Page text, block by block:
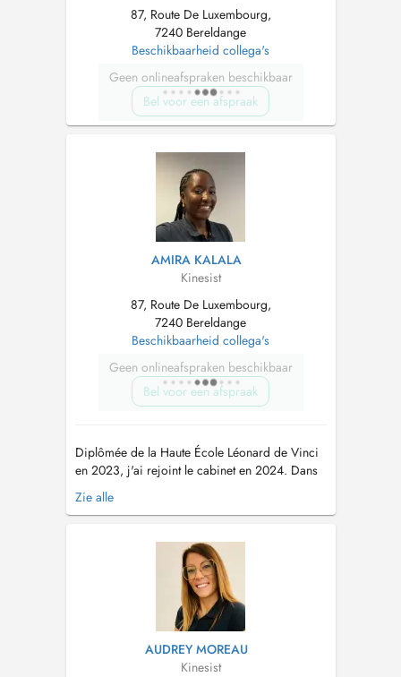
87, Route De Luxembourg,
7240 Bereldange
Beschikbaarheid collega's
Geen onlineafspraken beschikbaar
Bel voor een afspraak
AMIRA KALALA
Kinesist
87, Route De Luxembourg,
7240 Bereldange
Beschikbaarheid collega's
Geen onlineafspraken beschikbaar
Bel voor een afspraak
Diplômée de la Haute École Léonard de Vinci
en 2023, j'ai rejoint le cabinet en 2024. Dans
une démarche de perfectionnement continu, je
me suis formée en périnéologie et périnatalité,
périnée, afin de prendre en charge les troubles
uro-gynécologiques,...
Zie alle
AUDREY MOREAU
Kinesist